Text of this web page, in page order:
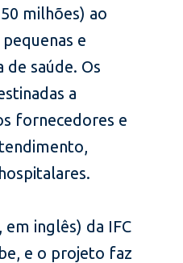
milhões) ao
e
de saúde. Os
a
fornecedores e
inglês) da IFC
e o projeto faz